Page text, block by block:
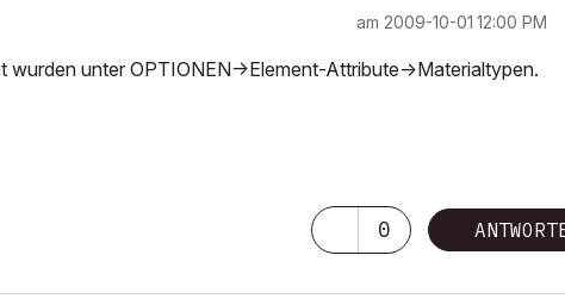
am ‎2009-10-01 12:00 PM
wurden unter OPTIONEN->Element-Attribute->Materialtypen.
0